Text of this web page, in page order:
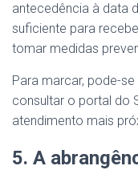
antecedência à data
suficiente para
tomar medidas
Para marcar, pode-
consultar o portal do
atendimento mais
5. A